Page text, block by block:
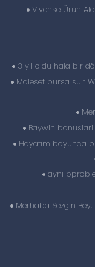
Vivense Ürün
3 yıl oldu hala bir
Malesef bursa suit
Baywin
Hayatım boyunca
aynı
Merhaba Sezgin Bey,